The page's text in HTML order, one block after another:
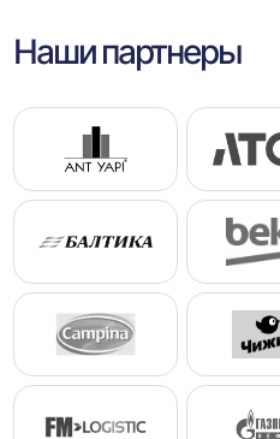
Наши партнеры